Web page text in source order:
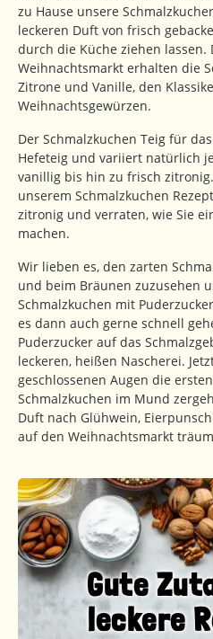
zu Hause unsere
leckeren Duft von frisch
durch die Küche ziehen lassen.
Weihnachtsmarkt erhalten die
Zitrone und Vanille, den
Weihnachtsgewürzen.
Der Schmalzkuchen Teig für
Hefeteig und variiert natürlich
vanillig bis hin zu frisch
unserem Schmalzkuchen
zitronig und verraten, wie Sie
machen.
Wir lieben es, den zarten
und beim Bräunen zuzusehen
Schmalzkuchen mit
es dann auch gerne schnell
Puderzucker auf das
leckeren, heißen Nascherei.
geschlossenen Augen die
Schmalzkuchen im Mund
Duft nach Glühwein,
auf den Weihnachtsmarkt
Gute
leckere